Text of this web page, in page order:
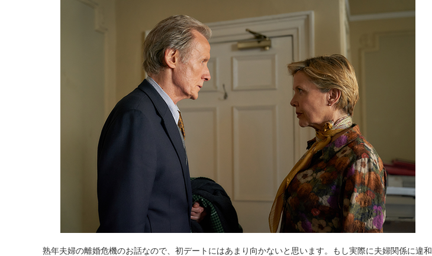
熟年夫婦の離婚危機のお話なので、初デートにはあまり向かないと思います。もし実際に夫婦関係に違和